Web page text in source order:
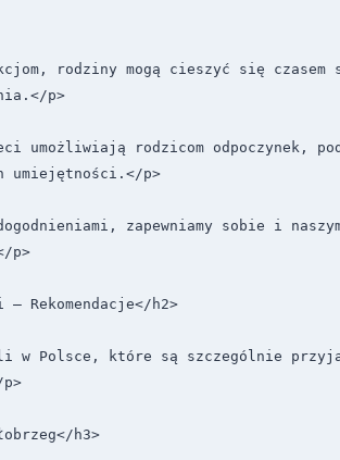
rodziny mogą cieszyć się czasem
p>
umożliwiają rodzicom odpoczynek,
umiejętności.</p>
zapewniamy sobie i
p>
Rekomendacje</h2>
w Polsce, które są szczególnie
h3>